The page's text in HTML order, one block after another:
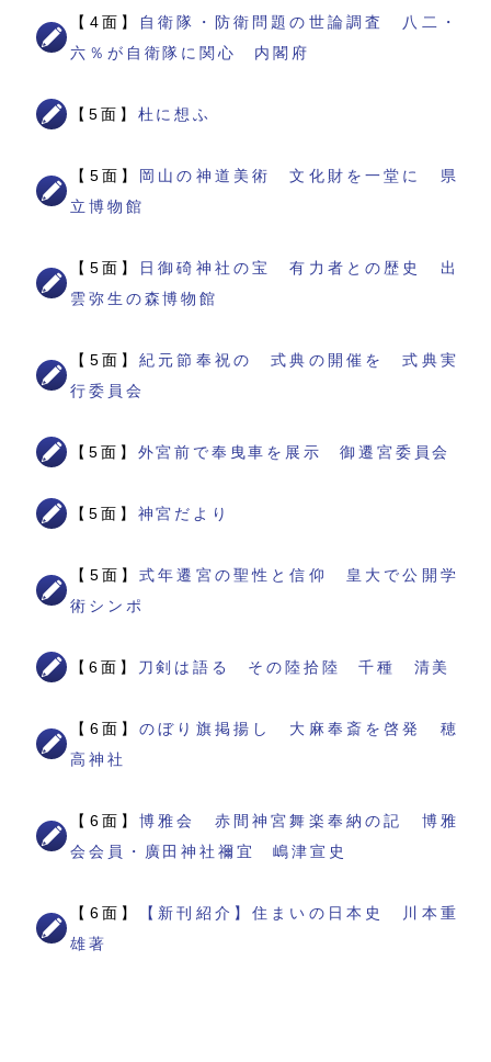
【4面】
自衛隊・防衛問題の世論調査 八二・
六％が自衛隊に関心 内閣府
【5面】 杜に想ふ
【5面】
岡山の神道美術 文化財を一堂に 県
立博物館
【5面】
日御碕神社の宝 有力者との歴史 出
雲弥生の森博物館
【5面】紀元節奉祝の 式典の開催を 式典実
行委員会
【5面】 外宮前で奉曳車を展示 御遷宮委員会
【5面】 神宮だより
【5面】式年遷宮の聖性と信仰 皇大で公開学
術シンポ
【6面】 刀剣は語る その陸拾陸 千種 清美
【6面】のぼり旗掲揚し 大麻奉斎を啓発 穂
高神社
【6面】博雅会 赤間神宮舞楽奉納の記 博雅
会会員・廣田神社禰宜 嶋津宣史
【6面】
【新刊紹介】住まいの日本史 川本重
雄著